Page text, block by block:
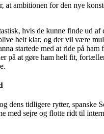
at ambitionen for den nye
hvis de kunne finde ud af
helt klar, og der vil være
startede med at ride på ham
på at gøre ham helt fit,
dens tidligere rytter, spanske
med sejre og flotte ridt til